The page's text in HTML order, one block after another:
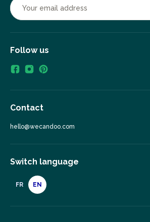
Follow us
Contact
hello@wecandoo.com
Switch language
FR EN